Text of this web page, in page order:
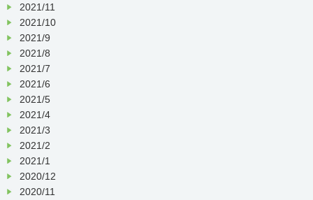
2021/11
2021/10
2021/9
2021/8
2021/7
2021/6
2021/5
2021/4
2021/3
2021/2
2021/1
2020/12
2020/11